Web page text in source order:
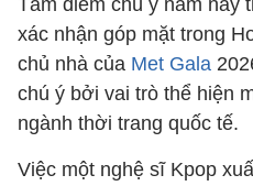
Tâm điểm chú ý năm nay
xác nhận góp mặt trong
chủ nhà của Met Gala
chú ý bởi vai trò thể hiện
ngành thời trang quốc tế.
Việc một nghệ sĩ Kpop